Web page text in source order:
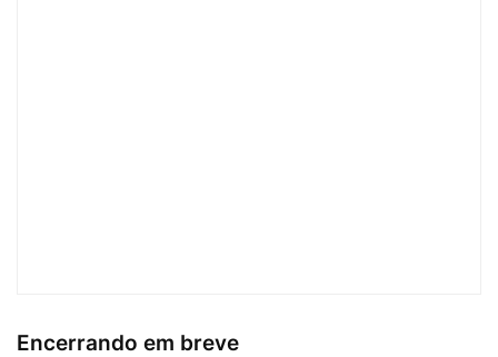
Encerrando em breve